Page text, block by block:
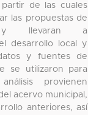
de las cuales
las propuestas de
y llevaran a
desarrollo local y
y fuentes de
se utilizaron para
provienen
acervo municipal,
anteriores, así